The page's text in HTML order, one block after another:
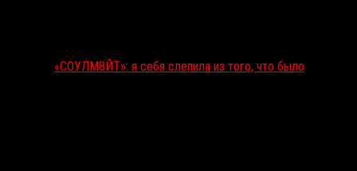
«СОУЛМ8ЙТ»: я себя слепила из того, что было